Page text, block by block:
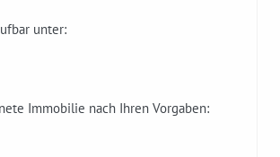
unter:
Immobilie nach Ihren Vorgaben: